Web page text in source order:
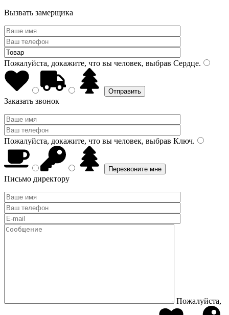
Вызвать замерщика
Пожалуйста, докажите, что вы человек, выбрав Сердце.
Заказать звонок
Пожалуйста, докажите, что вы человек, выбрав Ключ.
Письмо директору
Пожалуйста,